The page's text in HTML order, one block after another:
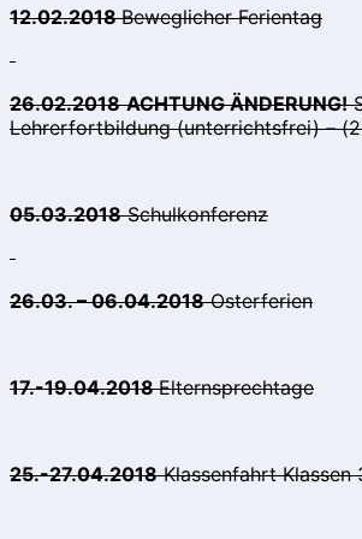
12.02.2018Beweglicher Ferientag
26.02.2018 ACHTUNG ÄNDERUNG!
Lehrerfortbildung (unterrichtsfrei) –
05.03.2018Schulkonferenz
26.03. – 06.04.2018Osterferien
17.-19.04.2018Elternsprechtage
25.-27.04.2018Klassenfahrt Klassen